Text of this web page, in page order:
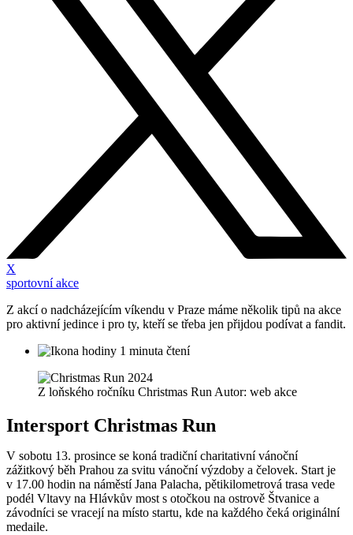
X
sportovní akce
Z akcí o nadcházejícím víkendu v Praze máme několik tipů na akce
pro aktivní jedince i pro ty, kteří se třeba jen přijdou podívat a fandit.
1 minuta čtení
Z loňského ročníku Christmas Run Autor: web akce
Intersport Christmas Run
V sobotu 13. prosince se koná tradiční charitativní vánoční
zážitkový běh Prahou za svitu vánoční výzdoby a čelovek. Start je
v 17.00 hodin na náměstí Jana Palacha, pětikilometrová trasa vede
podél Vltavy na Hlávkův most s otočkou na ostrově Štvanice a
závodníci se vracejí na místo startu, kde na každého čeká originální
medaile.